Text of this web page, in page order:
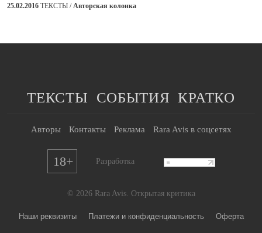
25.02.2016 ТЕКСТЫ /Авторская колонка
ТЕКСТЫ СОБЫТИЯ КРАТКО
Авторы Контакты Реклама Rara Avis в соцсетях
18+ Разработка
© 2026 Rara Avis. Открытая критика
Наши реквизиты Платежи и конфиденциальность Оферта